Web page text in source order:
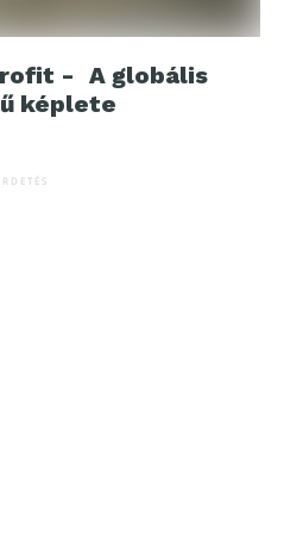
- A globális
képlete